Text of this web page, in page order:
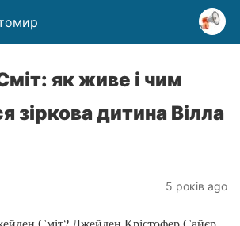
як живе і чим
зіркова дитина Вілла
5 років ago